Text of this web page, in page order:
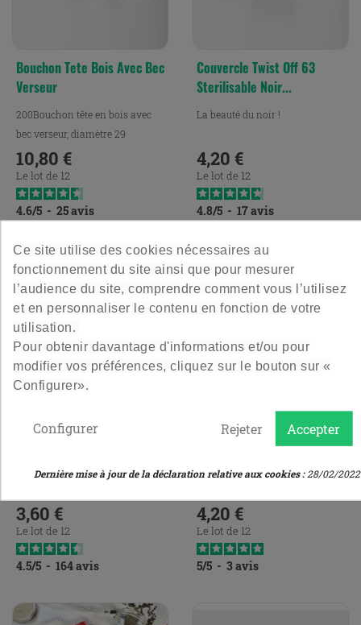
Bouchon Tete Bois Avec Bec
Verseur
200Bouchon tête en bois avec
bec verseur, diamètre 29
Prix
10,80 €
Le lot de 12
4.6/5 - 25avis
Couvercle Twist Off 63
Sterilisable Noir...
La beauté du noir !
Prix
4,20 €
Le lot de 12
4.8/5 - 17avis
Capsule Dorée À Vis
Fermeture mécanique
Prix
3,60 €
Le lot de 12
4.5/5 - 164avis
Couvercle Twist Off 43
Sterilisable - Blanc
Le blanc en stérilisable !
Prix
4,20 €
Le lot de 12
5/5 - 3 avis
Ce site utilise des cookies nécessaires au
fonctionnement du site ainsi que pour mesurer
l’audience du site, comprendre comment vous l’utilisez
et en personnaliser le contenu en fonction de votre
utilisation.
Pour obtenir davantage d'informations et/ou pour
modifier vos préférences, cliquez sur le bouton sur «
Configurer».
Accepter
Rejeter
Configurer
Dernière mise à jour de la déclaration relative aux cookies :28/02/2022